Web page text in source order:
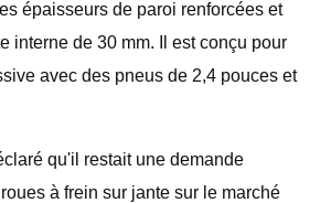
épaisseurs de paroi renforcées et
interne de 30 mm. Il est conçu pour
avec des pneus de 2,4 pouces et
qu'il restait une demande
à frein sur jante sur le marché